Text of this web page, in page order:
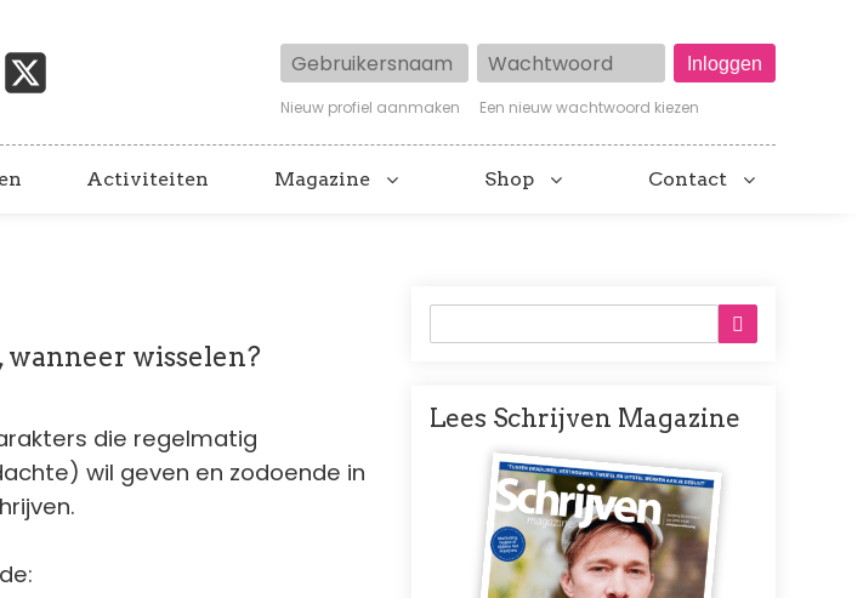
Gebruikersnaam Wachtwoord
Nieuw profiel aanmaken Een nieuw wachtwoord kiezen
Activiteiten Magazine Shop Contact
wanneer wisselen?
die regelmatig
wil geven en zodoende in
Lees Schrijven Magazine
Afbeelding